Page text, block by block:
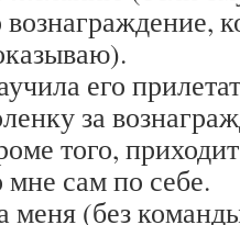
вознаграждение,
его
за
того,
мне сам по себе.
меня (без